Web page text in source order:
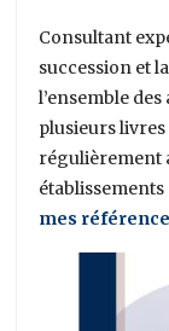
Consultant
succession et
l’ensemble
plusieurs livres
régulièrement
mes